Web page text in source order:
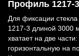
Профиль 1217-
Для фиксации
1217-3 длиной 3000
хватает на две
горизонтальную на